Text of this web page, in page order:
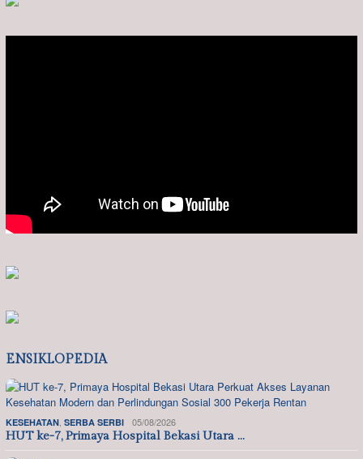
ENSIKLOPEDIA
KESEHATAN, SERBA SERBI 05/08/2026
HUT ke-7, Primaya Hospital Bekasi Utara …